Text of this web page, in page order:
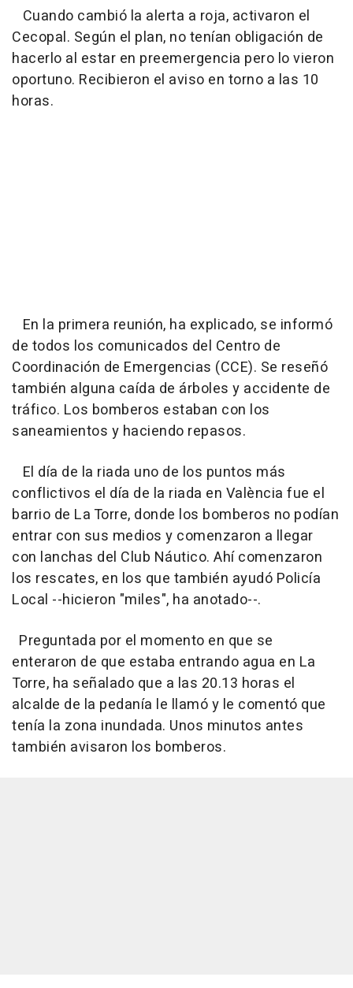
Cuando cambió la alerta a roja, activaron el
Cecopal. Según el plan, no tenían obligación de
hacerlo al estar en preemergencia pero lo vieron
oportuno. Recibieron el aviso en torno a las 10
horas.
En la primera reunión, ha explicado, se informó
de todos los comunicados del Centro de
Coordinación de Emergencias (CCE). Se reseñó
también alguna caída de árboles y accidente de
tráfico. Los bomberos estaban con los
saneamientos y haciendo repasos.
El día de la riada uno de los puntos más
conflictivos el día de la riada en València fue el
barrio de La Torre, donde los bomberos no podían
entrar con sus medios y comenzaron a llegar
con lanchas del Club Náutico. Ahí comenzaron
los rescates, en los que también ayudó Policía
Local --hicieron "miles", ha anotado--.
Preguntada por el momento en que se
enteraron de que estaba entrando agua en La
Torre, ha señalado que a las 20.13 horas el
alcalde de la pedanía le llamó y le comentó que
tenía la zona inundada. Unos minutos antes
también avisaron los bomberos.